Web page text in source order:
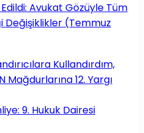
Edildi: Avukat Gözüyle Tüm
Değişiklikler (Temmuz
Kullandırdım,
Mağdurlarına 12. Yargı
9. Hukuk Dairesi